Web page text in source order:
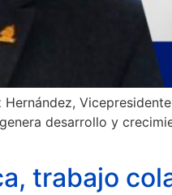
desarrollo y
trabajo